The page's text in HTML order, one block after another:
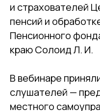
и страхователей
пенсий и
Пенсионного
краю Солоид Л. И.
В вебинаре
слушателей —
местного